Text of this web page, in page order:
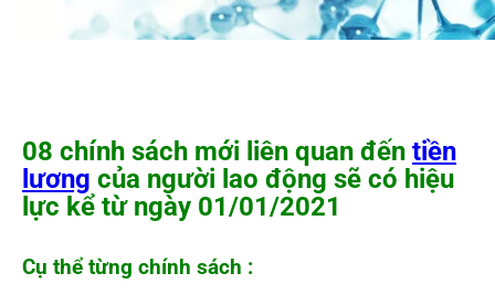
08 chính sách mới liên quan đến tiền
lương của người lao động sẽ có hiệu
lực kể từ ngày 01/01/2021
Cụ thể từng chính sách :